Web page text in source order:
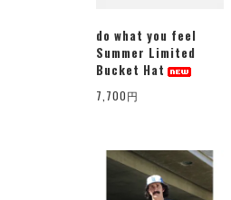
do what you feel
Summer Limited
Bucket Hat
7,700円